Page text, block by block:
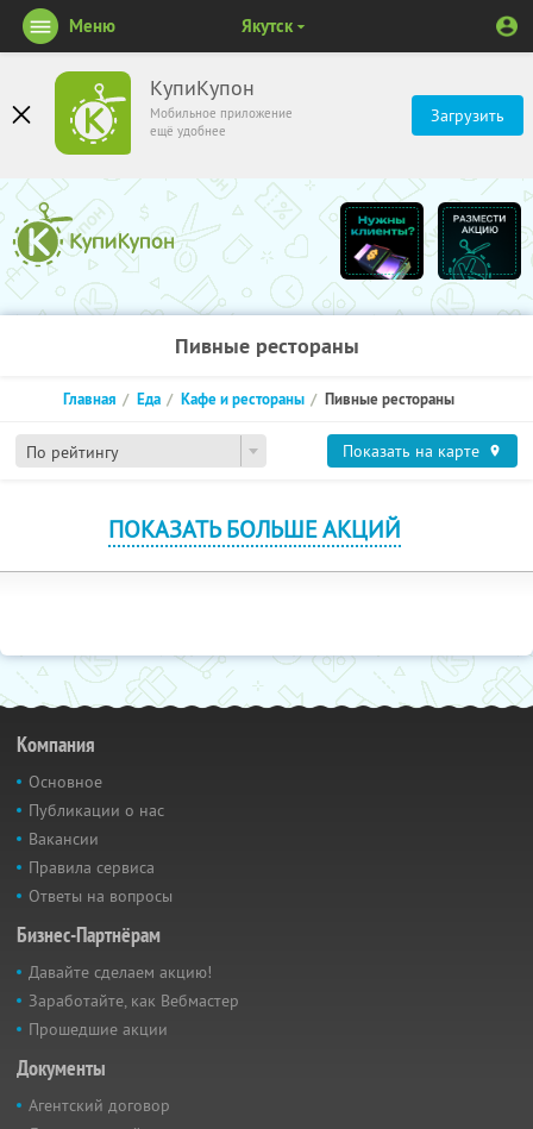
КупиКупон
Мобильное приложение
ещё удобнее
Загрузить
Меню Якутск
Пивные рестораны
По рейтингу
Главная Еда Кафе и рестораны Пивные рестораны
Показать на карте
ПОКАЗАТЬ БОЛЬШЕ АКЦИЙ
Компания
Основное
Публикации о нас
Вакансии
Правила сервиса
Ответы на вопросы
Бизнес-Партнёрам
Давайте сделаем акцию!
Заработайте, как Вебмастер
Прошедшие акции
Документы
Агентский договор